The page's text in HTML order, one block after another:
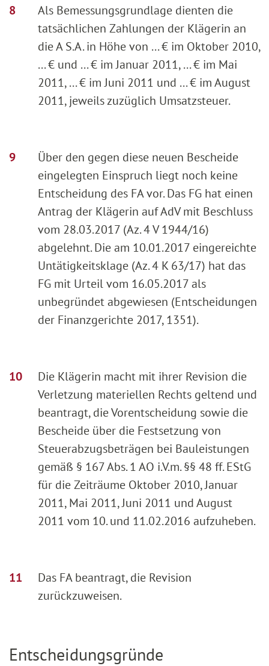
Als Bemessungsgrundlage dienten die
tatsächlichen Zahlungen der Klägerin an
die A S.A. in Höhe von ... € im Oktober 2010,
... € und ... € im Januar 2011, ... € im Mai
2011, ... € im Juni 2011 und ... € im August
2011, jeweils zuzüglich Umsatzsteuer.
Über den gegen diese neuen Bescheide
eingelegten Einspruch liegt noch keine
Entscheidung des FA vor. Das FG hat einen
Antrag der Klägerin auf AdV mit Beschluss
vom 28.03.2017 (Az. 4 V 1944/16)
abgelehnt. Die am 10.01.2017 eingereichte
Untätigkeitsklage (Az. 4 K 63/17) hat das
FG mit Urteil vom 16.05.2017 als
unbegründet abgewiesen (Entscheidungen
der Finanzgerichte 2017, 1351).
Die Klägerin macht mit ihrer Revision die
Verletzung materiellen Rechts geltend und
beantragt, die Vorentscheidung sowie die
Bescheide über die Festsetzung von
Steuerabzugsbeträgen bei Bauleistungen
gemäß § 167 Abs. 1 AO i.V.m. §§ 48 ff. EStG
für die Zeiträume Oktober 2010, Januar
2011, Mai 2011, Juni 2011 und August
2011 vom 10. und 11.02.2016 aufzuheben.
Das FA beantragt, die Revision
zurückzuweisen.
Entscheidungsgründe